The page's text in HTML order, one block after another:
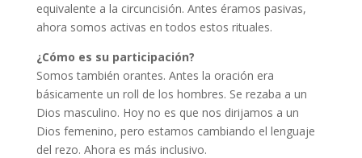
equivalente a la circuncisión. Antes éramos pasivas,
ahora somos activas en todos estos rituales.
¿Cómo es su participación?
Somos también orantes. Antes la oración era
básicamente un roll de los hombres. Se rezaba a un
Dios masculino. Hoy no es que nos dirijamos a un
Dios femenino, pero estamos cambiando el lenguaje
del rezo. Ahora es más inclusivo.